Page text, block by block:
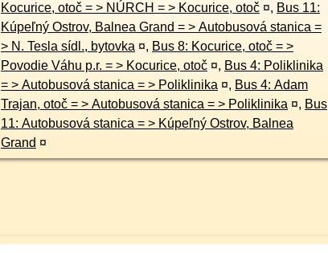
Kocurice, otoč = > NÚRCH = > Kocurice, otoč ¤, Bus 11:
Kúpeľný Ostrov, Balnea Grand = > Autobusová stanica =
> N. Tesla sídl., bytovka ¤, Bus 8: Kocurice, otoč = >
Povodie Váhu p.r. = > Kocurice, otoč ¤, Bus 4: Poliklinika
= > Autobusová stanica = > Poliklinika ¤, Bus 4: Adam
Trajan, otoč = > Autobusová stanica = > Poliklinika ¤, Bus
11: Autobusová stanica = > Kúpeľný Ostrov, Balnea
Grand ¤